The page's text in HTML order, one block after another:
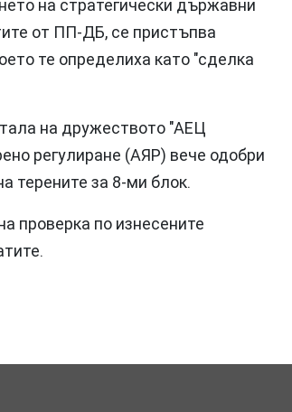
на стратегически държавни
от ПП-ДБ, се пристъпва
те определиха като "сделка
на дружеството "АЕЦ
регулиране (АЯР) вече одобри
терените за 8-ми блок.
проверка по изнесените